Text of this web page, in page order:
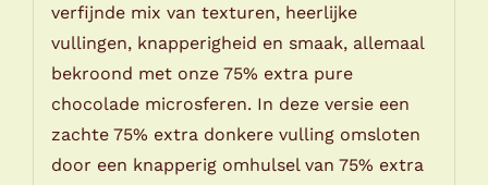
verfijnde mix van texturen, heerlijke
vullingen, knapperigheid en smaak, allemaal
bekroond met onze 75% extra pure
chocolade microsferen. In deze versie een
zachte 75% extra donkere vulling omsloten
door een knapperig omhulsel van 75% extra